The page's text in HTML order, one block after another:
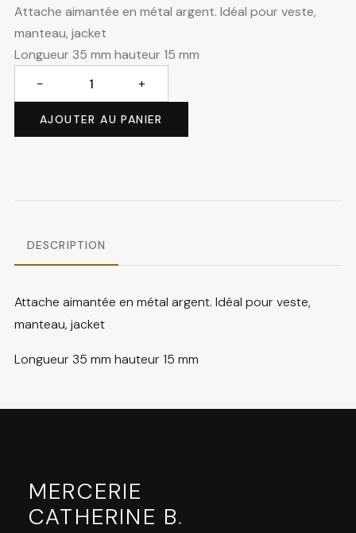
Attache aimantée en métal argent. Idéal pour veste,
manteau, jacket
Longueur 35 mm hauteur 15 mm
Attache
− +
AJOUTER AU PANIER
DESCRIPTION
Attache aimantée en métal argent. Idéal pour veste,
manteau, jacket
Longueur 35 mm hauteur 15 mm
MERCERIE
CATHERINE B.